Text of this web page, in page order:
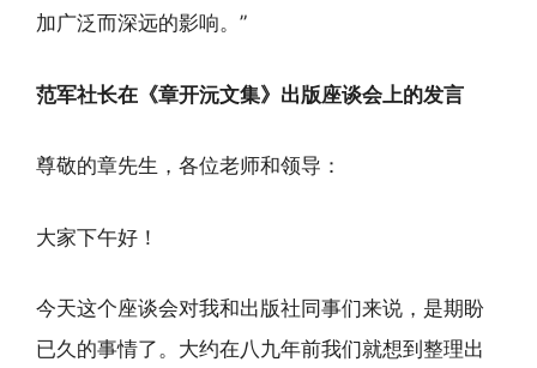
加广泛而深远的影响。”
范军社长在《章开沅文集》出版座谈会上的发言
尊敬的章先生，各位老师和领导：
大家下午好！
今天这个座谈会对我和出版社同事们来说，是期盼
已久的事情了。大约在八九年前我们就想到整理出